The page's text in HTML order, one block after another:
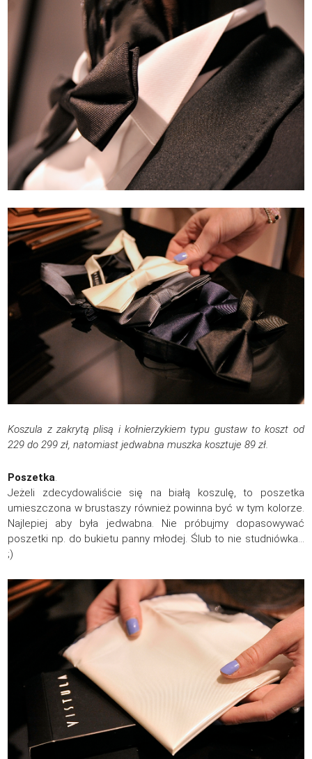
Koszula z zakrytą plisą i kołnierzykiem typu gustaw to koszt od
229 do 299 zł, natomiast jedwabna muszka kosztuje 89 zł.
Poszetka.
Jeżeli zdecydowaliście się na białą koszulę, to poszetka
umieszczona w brustaszy również powinna być w tym kolorze.
Najlepiej aby była jedwabna. Nie próbujmy dopasowywać
poszetki np. do bukietu panny młodej. Ślub to nie studniówka…
;)